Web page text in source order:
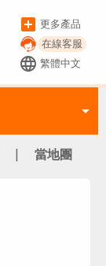
add_box 更多產品
在線客服
language 繁體中文
arrow_drop_down
| 當地團